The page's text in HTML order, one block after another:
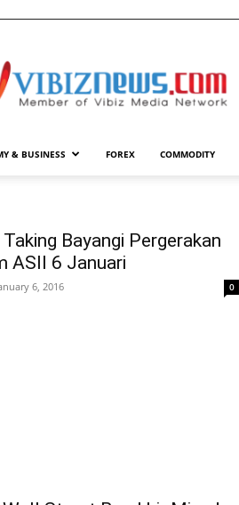
& BUSINESS FOREX COMMODITY
Bayangi Pergerakan
ASII 6 Januari
6, 2016 0